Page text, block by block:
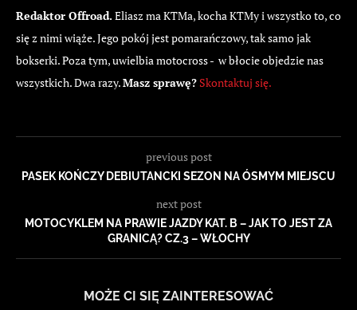
Redaktor Offroad.Eliasz ma KTMa, kocha KTMy i wszystko to, co
się z nimi wiąże. Jego pokój jest pomarańczowy, tak samo jak
bokserki. Poza tym, uwielbia motocross - w błocie objedzie nas
wszystkich. Dwa razy.Masz sprawę? Skontaktuj się.
previous post
PASEK KOŃCZY DEBIUTANCKI SEZON NA ÓSMYM MIEJSCU
next post
MOTOCYKLEM NA PRAWIE JAZDY KAT. B – JAK TO JEST ZA
GRANICĄ? CZ.3 – WŁOCHY
MOŻE CI SIĘ ZAINTERESOWAĆ